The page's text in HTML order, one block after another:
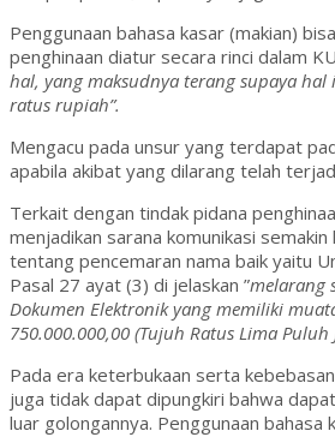
Penggunaan bahasa kasar (makian)
penghinaan diatur secara rinci dalam
hal, yang maksudnya terang supaya
ratus rupiah”.
Mengacu pada unsur yang terdapat
apabila akibat yang dilarang telah
Terkait dengan tindak pidana
menjadikan sarana komunikasi
tentang pencemaran nama baik yaitu
Pasal 27 ayat (3) di jelaskan ”melarang
Dokumen Elektronik yang memiliki
750.000.000,00 (Tujuh Ratus Lima Puluh
Pada era keterbukaan serta
juga tidak dapat dipungkiri bahwa
luar golongannya. Penggunaan bahasa